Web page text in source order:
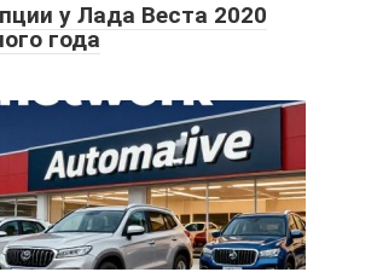
у Лада Веста 2020
года